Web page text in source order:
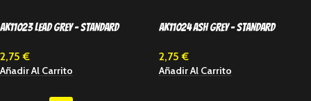
AK11023 LEAD GREY – STANDARD
2,75€
Añadir Al Carrito
AK11024 ASH GREY – STANDARD
2,75€
Añadir Al Carrito